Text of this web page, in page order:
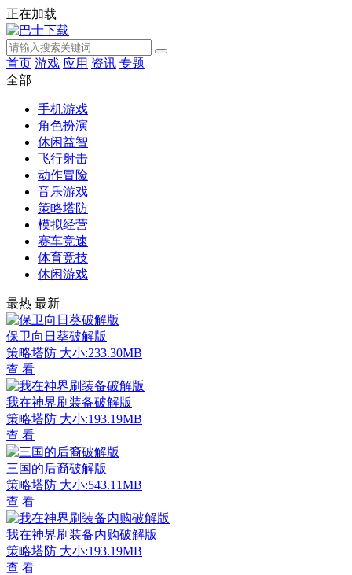
正在加载
首页 游戏 应用 资讯 专题
全部
手机游戏
角色扮演
休闲益智
飞行射击
动作冒险
音乐游戏
策略塔防
模拟经营
赛车竞速
体育竞技
休闲游戏
最热 最新
保卫向日葵破解版
策略塔防 大小:233.30MB
查 看
我在神界刷装备破解版
策略塔防 大小:193.19MB
查 看
三国的后裔破解版
策略塔防 大小:543.11MB
查 看
我在神界刷装备内购破解版
策略塔防 大小:193.19MB
查 看